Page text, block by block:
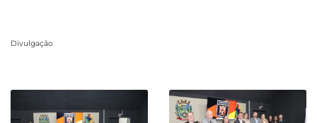
Divulgação